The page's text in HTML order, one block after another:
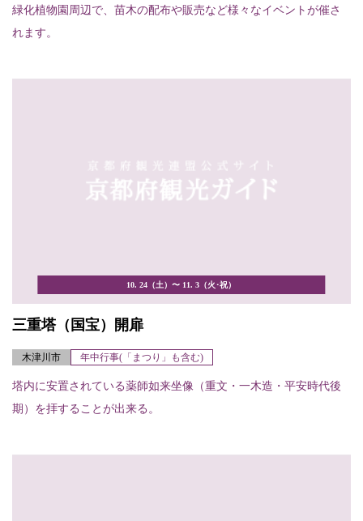
緑化植物園周辺で、苗木の配布や販売など様々なイベントが催さ
れます。
10. 24（土）〜 11. 3（火･祝）
三重塔（国宝）開扉
木津川市 年中行事(「まつり」も含む)
塔内に安置されている薬師如来坐像（重文・一木造・平安時代後
期）を拝することが出来る。